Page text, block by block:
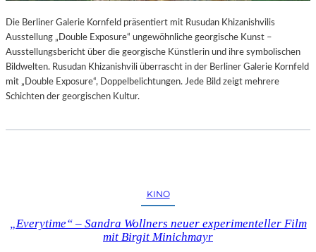
Die Berliner Galerie Kornfeld präsentiert mit Rusudan Khizanishvilis
Ausstellung „Double Exposure“ ungewöhnliche georgische Kunst –
Ausstellungsbericht über die georgische Künstlerin und ihre symbolischen
Bildwelten. Rusudan Khizanishvili überrascht in der Berliner Galerie Kornfeld
mit „Double Exposure“, Doppelbelichtungen. Jede Bild zeigt mehrere
Schichten der georgischen Kultur.
KINO
„Everytime“ – Sandra Wollners neuer experimenteller Film
mit Birgit Minichmayr